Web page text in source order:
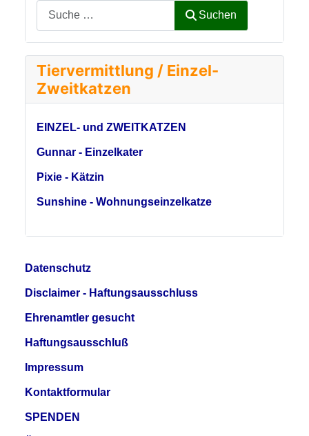
Suchen
Tiervermittlung / Einzel-
Zweitkatzen
EINZEL- und ZWEITKATZEN
Gunnar - Einzelkater
Pixie - Kätzin
Sunshine - Wohnungseinzelkatze
Datenschutz
Disclaimer - Haftungsausschluss
Ehrenamtler gesucht
Haftungsausschluß
Impressum
Kontaktformular
SPENDEN